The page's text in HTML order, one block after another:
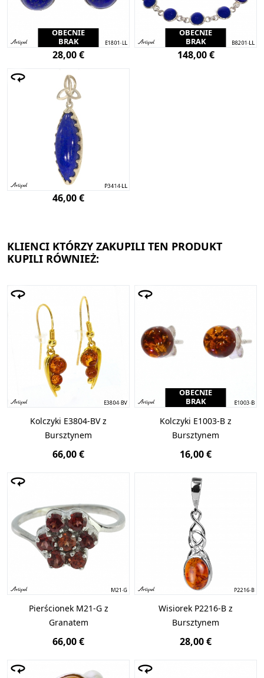
OBECNIE
BRAK
28,00 €
OBECNIE
BRAK
148,00 €
46,00 €
KLIENCI KTÓRZY ZAKUPILI TEN PRODUKT
KUPILI RÓWNIEŻ:
Kolczyki E3804-BV z
Bursztynem
66,00 €
OBECNIE
BRAK
Kolczyki E1003-B z
Bursztynem
16,00 €
Pierścionek M21-G z
Granatem
66,00 €
Wisiorek P2216-B z
Bursztynem
28,00 €